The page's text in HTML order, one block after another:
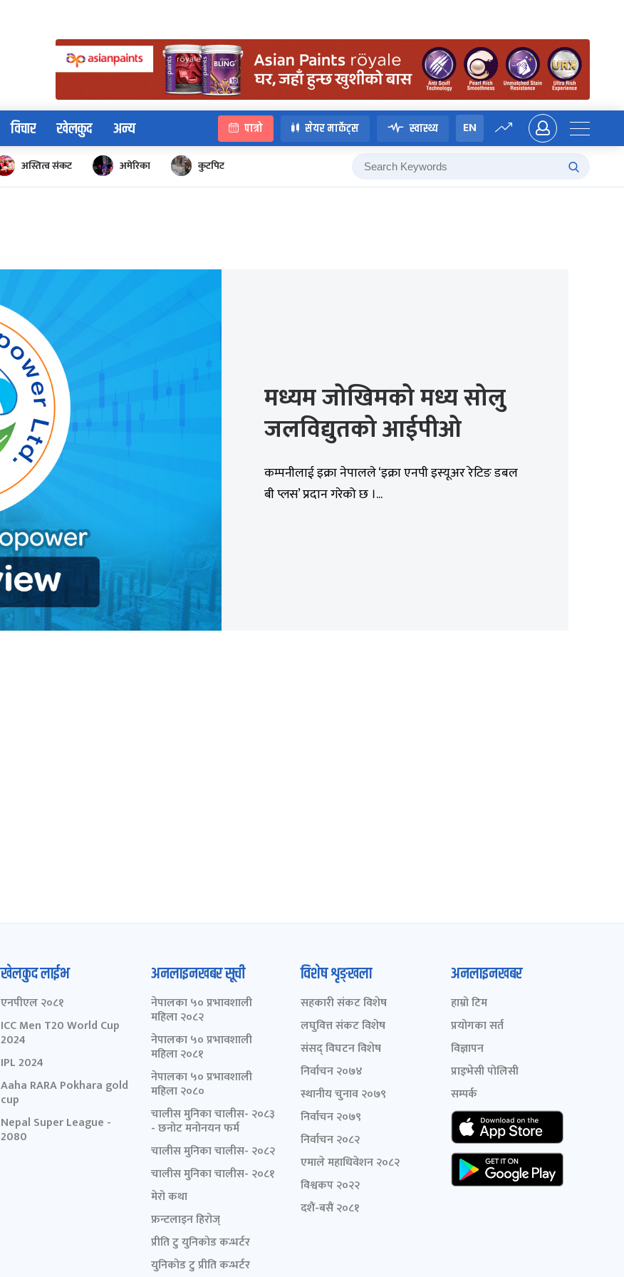
विचार खेलकुद अन्य पात्रो सेयर मार्केट्स स्वास्थ्य EN
अस्तित्व संकट अमेरिका कुटपिट
मध्यम जोखिमको मध्य सोलु
जलविद्युतको आईपीओ
कम्पनीलाई इक्रा नेपालले ‘इक्रा एनपी इस्यूअर रेटिङ डबल
बी प्लस’ प्रदान गरेको छ ।...
खेलकुद लाईभ
एनपीएल २०८१
ICC Men T20 World Cup
2024
IPL 2024
Aaha RARA Pokhara gold
cup
Nepal Super League -
2080
अनलाइनखबर सूची
नेपालका ५० प्रभावशाली
महिला २०८२
नेपालका ५० प्रभावशाली
महिला २०८१
नेपालका ५० प्रभावशाली
महिला २०८०
चालीस मुनिका चालीस- २०८३
- छनोट मनोनयन फर्म
चालीस मुनिका चालीस- २०८२
चालीस मुनिका चालीस- २०८१
मेरो कथा
फ्रन्टलाइन हिरोज्
प्रीति टु युनिकोड कन्भर्टर
युनिकोड टु प्रीति कन्भर्टर
विशेष शृङ्खला
सहकारी संकट विशेष
लघुवित्त संकट विशेष
संसद् विघटन विशेष
निर्वाचन २०७४
स्थानीय चुनाव २०७९
निर्वाचन २०७९
निर्वाचन २०८२
एमाले महाधिवेशन २०८२
विश्वकप २०२२
दशैं-बसैं २०८१
अनलाइनखबर
हाम्रो टिम
प्रयोगका सर्त
विज्ञापन
प्राइभेसी पोलिसी
सम्पर्क